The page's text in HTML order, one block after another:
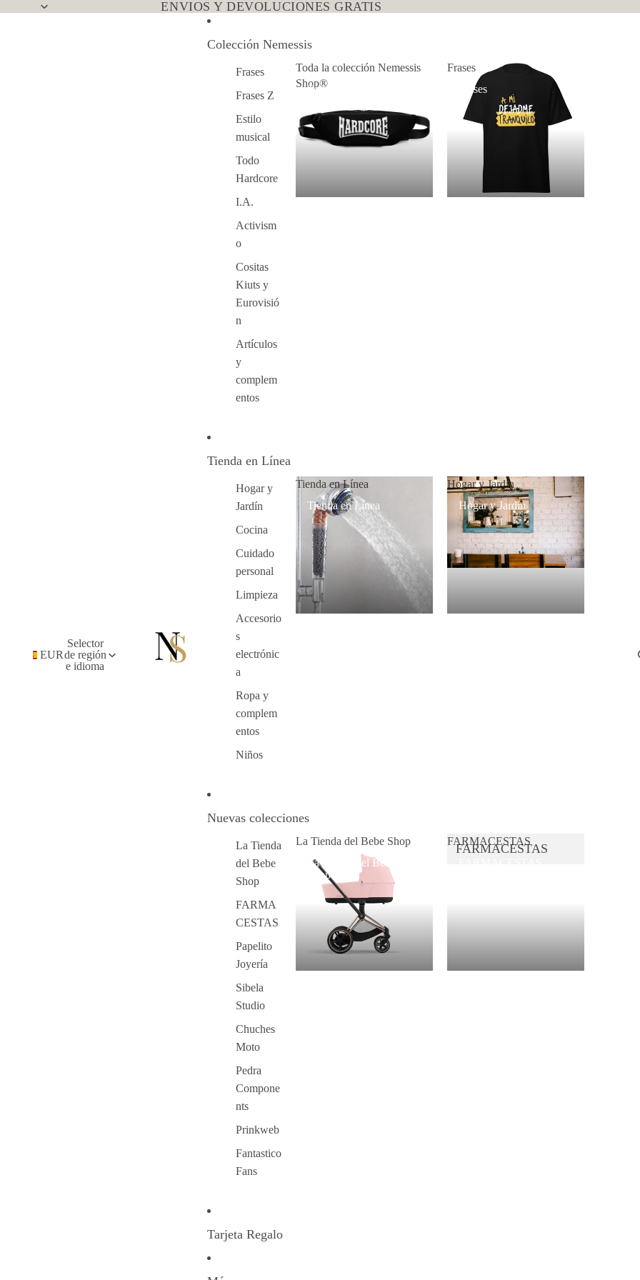
ENVIOS Y DEVOLUCIONES GRATIS
EUR
Selector
de región
e idioma
Colección Nemessis
Frases
Frases Z
Estilo
musical
Todo
Hardcore
I.A.
Activism
o
Cositas
Kiuts y
Eurovisió
n
Artículos
y
complem
entos
Toda la colección Nemessis
Shop®
Toda la colección
Frases
Frases
Tienda en Línea
Hogar y
Jardín
Cocina
Cuidado
personal
Limpieza
Accesorio
s
electrónic
a
Ropa y
complem
entos
Niños
Tienda en Línea
Tienda en Línea
Hogar y Jardín
Hogar y Jardín
Nuevas colecciones
La Tienda
del Bebe
Shop
FARMA
CESTAS
Papelito
Joyería
Sibela
Studio
Chuches
Moto
Pedra
Compone
nts
Prinkweb
Fantastico
Fans
La Tienda del Bebe Shop
La Tienda del Bebe
Shop
FARMACESTAS
FARMACESTAS
Tarjeta Regalo